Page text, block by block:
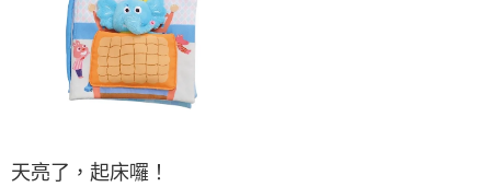
天亮了，起床囉！